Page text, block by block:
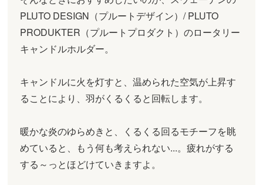
PLUTO DESIGN（プルートデザイン）/ PLUTO
PRODUKTER（プルートプロダクト）のロータリー
キャンドルホルダー。
キャンドルに火を灯すと、温められた空気が上昇す
ることにより、羽がくるくると回転します。
暖かな炎のゆらめきと、くるくる回るモチーフを眺
めていると、もう何も考えられない...。疲れがする
する～っとほどけていきますよ。